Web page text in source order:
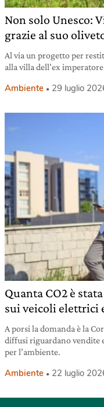
Non solo Unesco:
grazie al suo
Al via un progetto per
alla villa dell’ex
Ambiente 29 luglio
Quanta CO2 è
sui veicoli elettrici
A porsi la domanda è la
diffusi riguardano vendite
per l’ambiente.
Ambiente 22 luglio